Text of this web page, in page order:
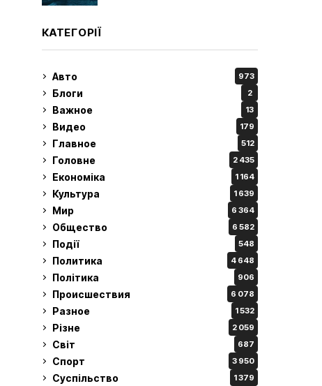
КАТЕГОРІЇ
Авто 973
Блоги 2
Важное 13
Видео 179
Главное 512
Головне 2 435
Економіка 1 164
Культура 1 639
Мир 6 364
Общество 6 582
Події 548
Политика 4 648
Політика 906
Происшествия 6 078
Разное 1 532
Різне 2 059
Світ 687
Спорт 3 950
Суспільство 1 379